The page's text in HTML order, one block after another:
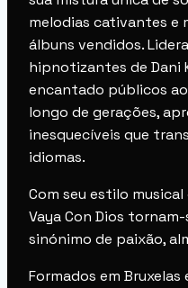
melodias cativantes e
álbuns vendidos.
hipnotizantes de Dani
encantado públicos
longo de gerações,
inesquecíveis que
idiomas.
Com seu estilo
Vaya Con Dios
sinónimo de paixão,
Formados em Bruxelas